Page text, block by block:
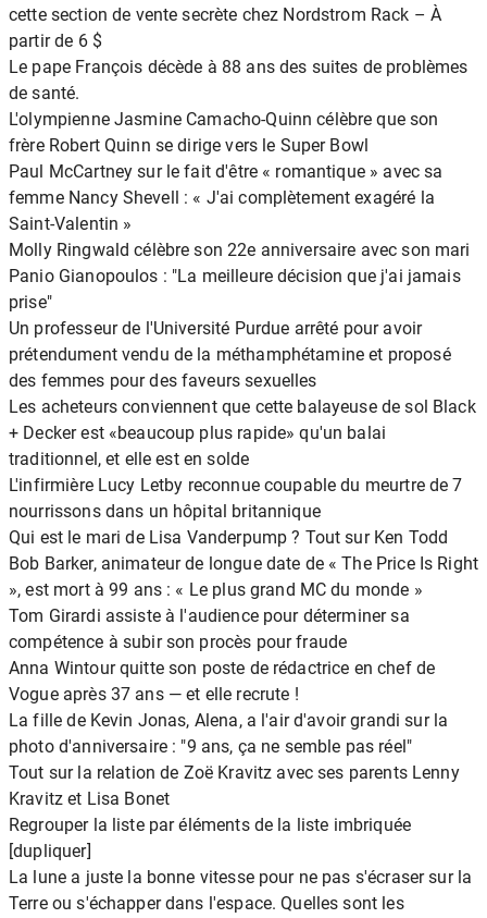
cette section de vente secrète chez Nordstrom Rack – À
partir de 6 $
Le pape François décède à 88 ans des suites de problèmes
de santé.
L'olympienne Jasmine Camacho-Quinn célèbre que son
frère Robert Quinn se dirige vers le Super Bowl
Paul McCartney sur le fait d'être « romantique » avec sa
femme Nancy Shevell : « J'ai complètement exagéré la
Saint-Valentin »
Molly Ringwald célèbre son 22e anniversaire avec son mari
Panio Gianopoulos : "La meilleure décision que j'ai jamais
prise"
Un professeur de l'Université Purdue arrêté pour avoir
prétendument vendu de la méthamphétamine et proposé
des femmes pour des faveurs sexuelles
Les acheteurs conviennent que cette balayeuse de sol Black
+ Decker est «beaucoup plus rapide» qu'un balai
traditionnel, et elle est en solde
L'infirmière Lucy Letby reconnue coupable du meurtre de 7
nourrissons dans un hôpital britannique
Qui est le mari de Lisa Vanderpump ? Tout sur Ken Todd
Bob Barker, animateur de longue date de « The Price Is Right
», est mort à 99 ans : « Le plus grand MC du monde »
Tom Girardi assiste à l'audience pour déterminer sa
compétence à subir son procès pour fraude
Anna Wintour quitte son poste de rédactrice en chef de
Vogue après 37 ans — et elle recrute !
La fille de Kevin Jonas, Alena, a l'air d'avoir grandi sur la
photo d'anniversaire : "9 ans, ça ne semble pas réel"
Tout sur la relation de Zoë Kravitz avec ses parents Lenny
Kravitz et Lisa Bonet
Regrouper la liste par éléments de la liste imbriquée
[dupliquer]
La lune a juste la bonne vitesse pour ne pas s'écraser sur la
Terre ou s'échapper dans l'espace. Quelles sont les